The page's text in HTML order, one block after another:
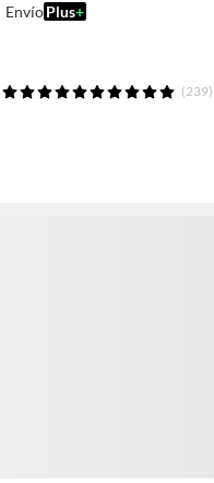
EnvíoPlus+
(239)